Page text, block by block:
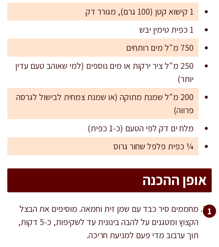
1 קישוא קטן (100 גרם), מגורר דק
1 כפית טימין יבש
750 מ"ל מים רותחים
250 מ"ל ציר ירקות או מים נוספים (למי שאוהב טעם עדין
יותר)
200 מ"ל שמנת מתוקה (או שמנת צמחית לבישול לגרסה
פרווה)
מלח ים דק לפי הטעם (כ-1 כפית)
¼ כפית פלפל שחור גרוס
אופן ההכנה
מחממים סיר כבד עם שמן זית וחמאה. מוסיפים את הבצל
הקצוץ ומטגנים על להבה בינונית עד לשקיפות, כ-5 דקות,
תוך ערבוב מדי פעם למניעת חריכה.